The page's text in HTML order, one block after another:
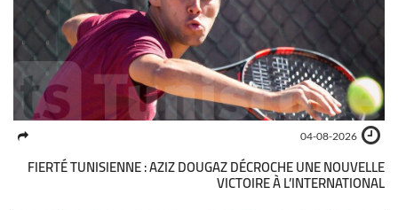
04-08-2026
FIERTÉ TUNISIENNE : AZIZ DOUGAZ DÉCROCHE UNE NOUVELLE
VICTOIRE À L’INTERNATIONAL